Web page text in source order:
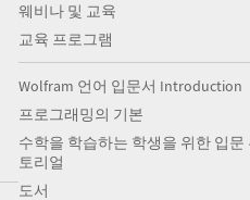
웨비나 및 교육
교육 프로그램
Wolfram 언어 입문서 Introduction
프로그래밍의 기본
수학을 학습하는 학생을 위한 입문
토리얼
도서